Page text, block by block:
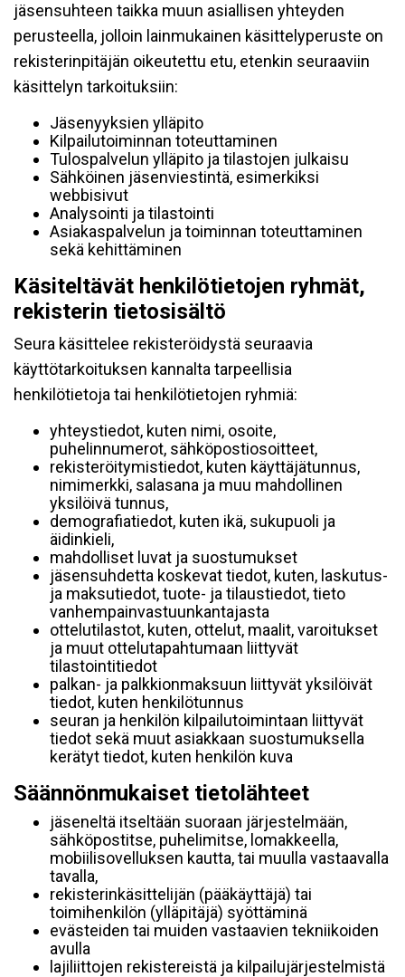
jäsensuhteen taikka muun asiallisen yhteyden
perusteella, jolloin lainmukainen käsittelyperuste on
rekisterinpitäjän oikeutettu etu, etenkin seuraaviin
käsittelyn tarkoituksiin:
Jäsenyyksien ylläpito
Kilpailutoiminnan toteuttaminen
Tulospalvelun ylläpito ja tilastojen julkaisu
Sähköinen jäsenviestintä, esimerkiksi
webbisivut
Analysointi ja tilastointi
Asiakaspalvelun ja toiminnan toteuttaminen
sekä kehittäminen
Käsiteltävät henkilötietojen ryhmät,
rekisterin tietosisältö
Seura käsittelee rekisteröidystä seuraavia
käyttötarkoituksen kannalta tarpeellisia
henkilötietoja tai henkilötietojen ryhmiä:
yhteystiedot, kuten nimi, osoite,
puhelinnumerot, sähköpostiosoitteet,
rekisteröitymistiedot, kuten käyttäjätunnus,
nimimerkki, salasana ja muu mahdollinen
yksilöivä tunnus,
demografiatiedot, kuten ikä, sukupuoli ja
äidinkieli,
mahdolliset luvat ja suostumukset
jäsensuhdetta koskevat tiedot, kuten, laskutus-
ja maksutiedot, tuote- ja tilaustiedot, tieto
vanhempainvastuunkantajasta
ottelutilastot, kuten, ottelut, maalit, varoitukset
ja muut ottelutapahtumaan liittyvät
tilastointitiedot
palkan- ja palkkionmaksuun liittyvät yksilöivät
tiedot, kuten henkilötunnus
seuran ja henkilön kilpailutoimintaan liittyvät
tiedot sekä muut asiakkaan suostumuksella
kerätyt tiedot, kuten henkilön kuva
Säännönmukaiset tietolähteet
jäseneltä itseltään suoraan järjestelmään,
sähköpostitse, puhelimitse, lomakkeella,
mobiilisovelluksen kautta, tai muulla vastaavalla
tavalla,
rekisterinkäsittelijän (pääkäyttäjä) tai
toimihenkilön (ylläpitäjä) syöttäminä
evästeiden tai muiden vastaavien tekniikoiden
avulla
lajiliittojen rekistereistä ja kilpailujärjestelmistä